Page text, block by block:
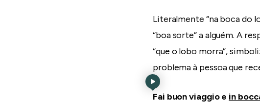
Literalmente “na boca do
“boa sorte” a alguém. A
“que o lobo morra”,
problema à pessoa que
Fai buon viaggio e in